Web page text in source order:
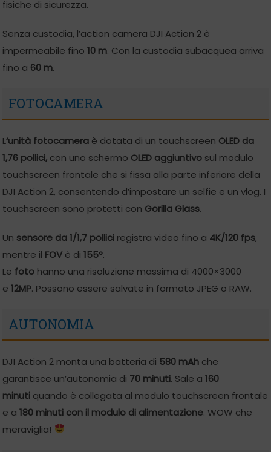
fisiche di sicurezza.
Senza custodia, l’action camera DJI Action 2 è
impermeabile fino10 m. Con la custodia subacquea arriva
fino a 60 m.
FOTOCAMERA
L‘unità fotocamera è dotata di un touchscreen OLED da
1,76 pollici, con uno schermo OLED aggiuntivo sul modulo
touchscreen frontale che si fissa alla parte inferiore della
DJI Action 2, consentendo d’impostare un selfie e un vlog. I
touchscreen sono protetti con Gorilla Glass.
Un sensore da 1/1,7 pollici registra video fino a 4K/120 fps,
mentre il FOV è di 155°.
Le foto hanno una risoluzione massima di 4000×3000
e12MP. Possono essere salvate in formato JPEG o RAW.
AUTONOMIA
DJI Action 2 monta una batteria di 580 mAh che
garantisce un’autonomia di 70 minuti. Sale a160
minuti quando è collegata al modulo touchscreen frontale
e a180 minuti con il modulo di alimentazione. WOW che
meraviglia!